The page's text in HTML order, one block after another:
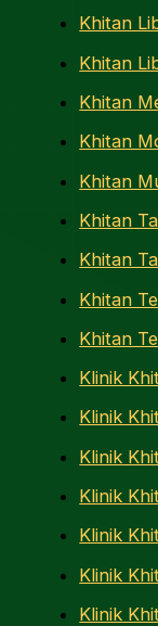
Khitan
Khitan
Khitan
Khitan
Khitan
Khitan
Khitan
Khitan
Khitan
Klinik
Klinik
Klinik
Klinik
Klinik
Klinik
Klinik